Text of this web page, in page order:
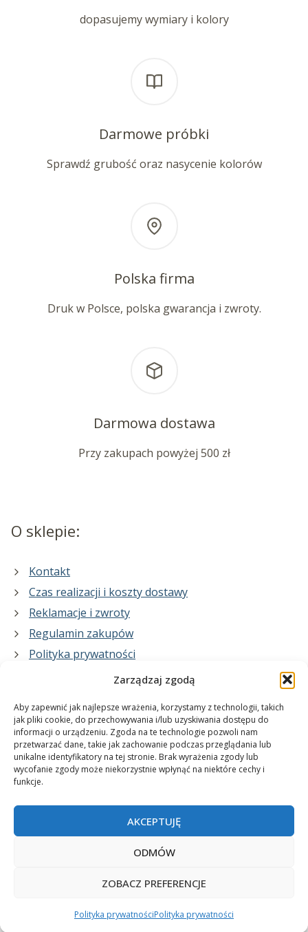
Zarządzaj zgodą
Aby zapewnić jak najlepsze wrażenia, korzystamy z technologii, takich
jak pliki cookie, do przechowywania i/lub uzyskiwania dostępu do
informacji o urządzeniu. Zgoda na te technologie pozwoli nam
przetwarzać dane, takie jak zachowanie podczas przeglądania lub
unikalne identyfikatory na tej stronie. Brak wyrażenia zgody lub
wycofanie zgody może niekorzystnie wpłynąć na niektóre cechy i
funkcje.
AKCEPTUJĘ
ODMÓW
ZOBACZ PREFERENCJE
Polityka prywatnościPolityka prywatności
dopasujemy wymiary i kolory
Darmowe próbki
Sprawdź grubość oraz nasycenie kolorów
Polska firma
Druk w Polsce, polska gwarancja i zwroty.
Darmowa dostawa
Przy zakupach powyżej 500 zł
O sklepie:
Kontakt
Czas realizacji i koszty dostawy
Reklamacje i zwroty
Regulamin zakupów
Polityka prywatności
Co zrobimy dla Ciebie:
projekty plakatów na zamówienie
wydrukuj swój plakat
© 2006-2025 Plakatynasciany.pl